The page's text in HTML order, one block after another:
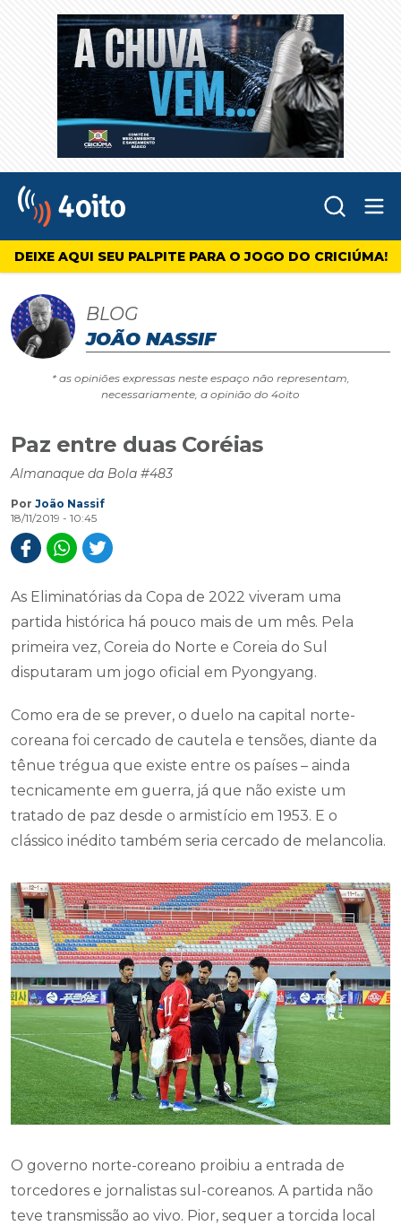
4oito
DEIXE AQUI SEU PALPITE PARA O JOGO DO CRICIÚMA!
BLOG
JOÃO NASSIF
* as opiniões expressas neste espaço não representam,
necessariamente, a opinião do 4oito
Paz entre duas Coréias
Almanaque da Bola #483
Por João Nassif
18/11/2019 - 10:45
As Eliminatórias da Copa de 2022 viveram uma
partida histórica há pouco mais de um mês. Pela
primeira vez, Coreia do Norte e Coreia do Sul
disputaram um jogo oficial em Pyongyang.
Como era de se prever, o duelo na capital norte-
coreana foi cercado de cautela e tensões, diante da
tênue trégua que existe entre os países – ainda
tecnicamente em guerra, já que não existe um
tratado de paz desde o armistício em 1953. E o
clássico inédito também seria cercado de melancolia.
O governo norte-coreano proibiu a entrada de
torcedores e jornalistas sul-coreanos. A partida não
teve transmissão ao vivo. Pior, sequer a torcida local